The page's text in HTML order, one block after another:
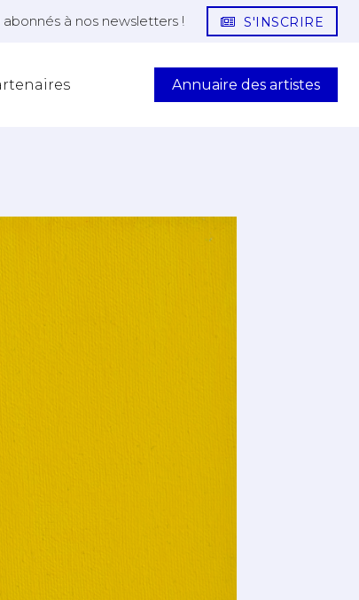
abonnés à nos newsletters ! S'INSCRIRE
Annuaire des artistes